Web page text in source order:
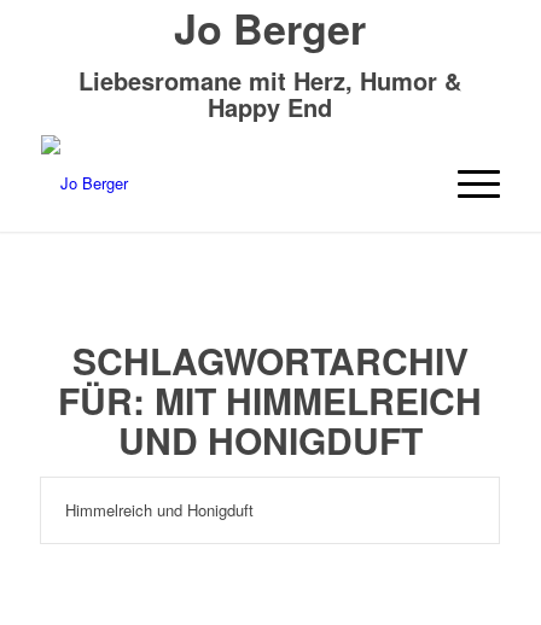
Jo Berger
Liebesromane mit Herz, Humor &
Happy End
SCHLAGWORTARCHIV
FÜR: MIT HIMMELREICH
UND HONIGDUFT
Himmelreich und Honigduft